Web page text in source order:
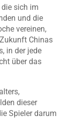
sich im
und die
vereinen,
Chinas
in der jede
über das
dieser
Spieler darum